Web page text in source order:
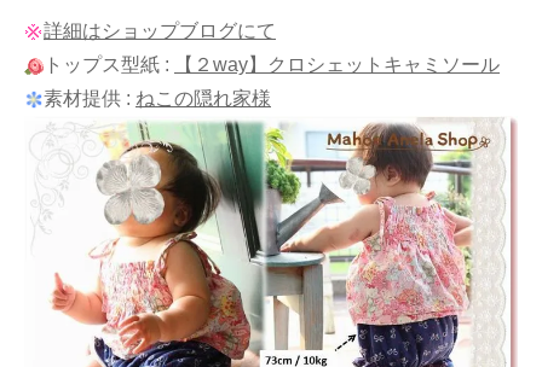
詳細はショップブログにて
トップス型紙 :
【２way】クロシェットキャミソール
素材提供 : ねこの隠れ家様